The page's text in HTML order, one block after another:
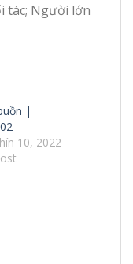
tác; Người lớn
|
10, 2022